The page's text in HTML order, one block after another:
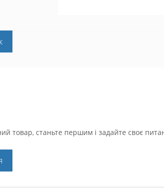
товар, станьте першим і задайте своє